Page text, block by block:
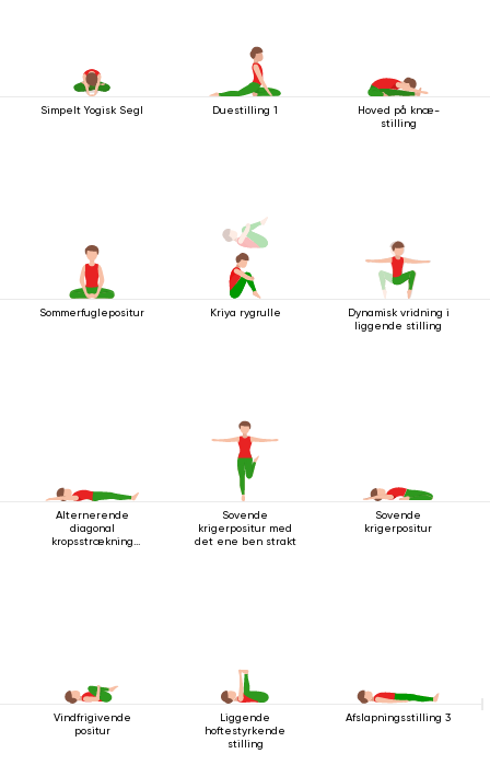
Simpelt Yogisk Segl Duestilling 1
Hoved på knæ-
stilling
Sommerfuglepositur Kriya rygrulle
Dynamisk vridning i
liggende stilling
Alternerende
diagonal
kropsstrækning
Sovende
krigerpositur med
det ene ben strakt
Sovende
krigerpositur
Vindfrigivende
positur
Liggende
hoftestyrkende
stilling
Afslapningsstilling 3